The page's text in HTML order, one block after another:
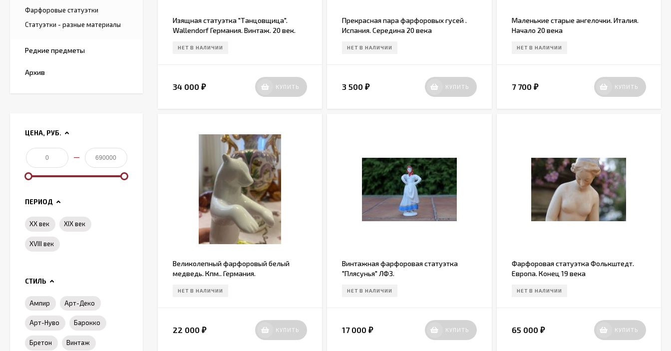
Изящная статуэтка "Танцовщица".
Wallendorf Германия. Винтаж. 20 век.
НЕТ В НАЛИЧИИ
34 000 ₽ КУПИТЬ
Прекрасная пара фарфоровых гусей .
Испания. Середина 20 века
НЕТ В НАЛИЧИИ
3 500₽ КУПИТЬ
Маленькие старые ангелочки. Италия.
Начало 20 века
НЕТ В НАЛИЧИИ
7 700 ₽ КУПИТЬ
Великолепный фарфоровый белый
медведь. Кпм.. Германия.
НЕТ В НАЛИЧИИ
22 000 ₽ КУПИТЬ
Винтажная фарфоровая статуэтка
"Плясунья" ЛФЗ.
НЕТ В НАЛИЧИИ
17 000₽ КУПИТЬ
Фарфоровая статуэтка Фолькштедт.
Европа. Конец 19 века
НЕТ В НАЛИЧИИ
65 000 ₽ КУПИТЬ
Фарфоровые статуэтки
Статуэтки - разные материалы
Редкие предметы
Архив
ЦЕНА, РУБ.
—
ПЕРИОД
XX век XIX век
XVIII век
СТИЛЬ
Ампир Арт-Деко
Арт-Нуво Барокко
Бретон Винтаж